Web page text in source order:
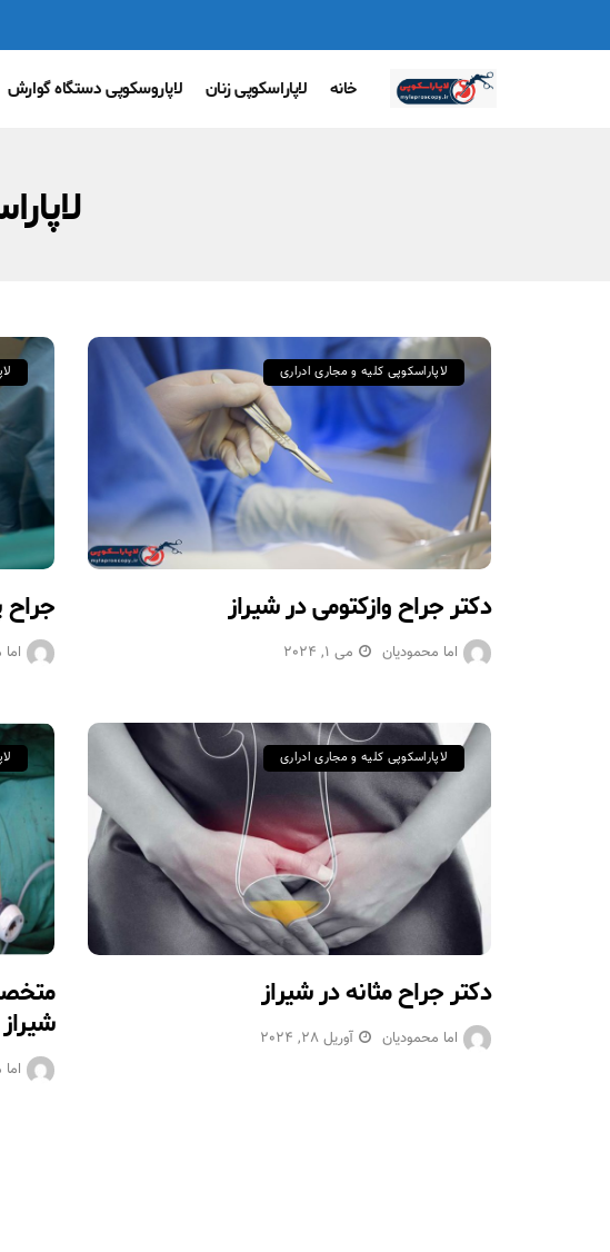
خانه لاپاراسکوپی زنان لاپاروسکوپی دستگاه گوارش
لاپاراسکوپی کلیه و مجاری ادراری
دکتر جراح وازکتومی در شیراز
اما محمودیان می 1, 2024
جراح
لاپاراسکوپی کلیه و مجاری ادراری
دکتر جراح مثانه در شیراز
اما محمودیان آوریل 28, 2024 شیراز